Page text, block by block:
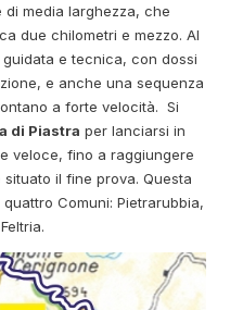
media larghezza, che
due chilometri e mezzo. Al
e tecnica, con dossi
e anche una sequenza
a forte velocità. Si
di Piastra per lanciarsi in
veloce, fino a raggiungere
situato il fine prova. Questa
Comuni: Pietrarubbia,